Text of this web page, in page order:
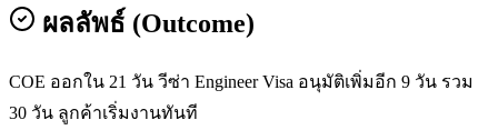
ผลลัพธ์ (Outcome)
COE ออกใน 21 วัน วีซ่า Engineer Visa อนุมัติเพิ่มอีก 9 วัน รวม
30 วัน ลูกค้าเริ่มงานทันที